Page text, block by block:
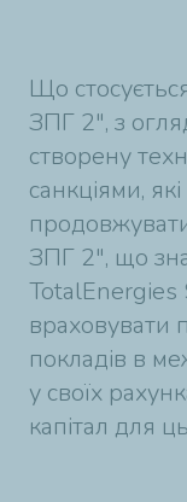
Що
ЗПГ 2", з
створену
санкціями,
ЗПГ 2", що
TotalEnergies
враховувати
покладів в
у своїх
капітал для